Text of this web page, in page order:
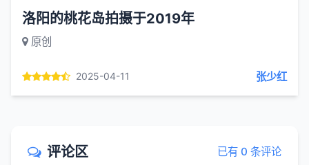
洛阳的桃花岛拍摄于2019年
原创
2025-04-11 张少红
评论区 已有 0 条评论